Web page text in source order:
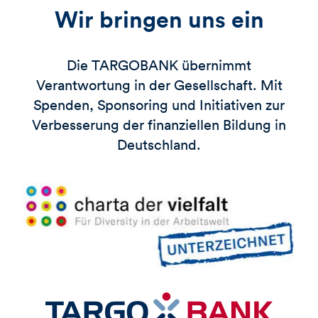
Wir bringen uns ein
Die TARGOBANK übernimmt
Verantwortung in der Gesellschaft. Mit
Spenden, Sponsoring und Initiativen zur
Verbesserung der finanziellen Bildung in
Deutschland.